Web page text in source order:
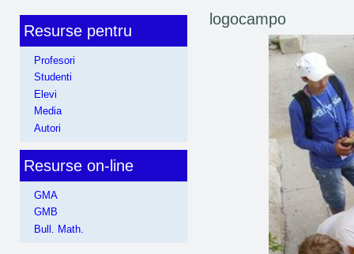
logocampo
Resurse pentru
Profesori
Studenti
Elevi
Media
Autori
Resurse on-line
GMA
GMB
Bull. Math.